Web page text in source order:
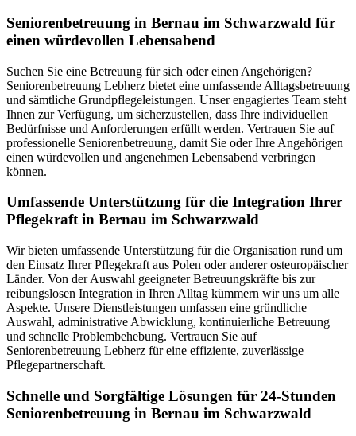
Senioren­betreuung in Bernau im Schwarzwald für
einen würdevollen Lebensabend
Suchen Sie eine Betreuung für sich oder einen Angehörigen?
Seniorenbetreuung Lebherz bietet eine umfassende Alltagsbetreuung
und sämtliche Grundpflegeleistungen. Unser engagiertes Team steht
Ihnen zur Verfügung, um sicherzustellen, dass Ihre individuellen
Bedürfnisse und Anforderungen erfüllt werden. Vertrauen Sie auf
professionelle Seniorenbetreuung, damit Sie oder Ihre Angehörigen
einen würdevollen und angenehmen Lebensabend verbringen
können.
Umfassende Unterstützung für die Integration Ihrer
Pflegekraft in Bernau im Schwarzwald
Wir bieten umfassende Unterstützung für die Organisation rund um
den Einsatz Ihrer Pflegekraft aus Polen oder anderer osteuropäischer
Länder. Von der Auswahl geeigneter Betreuungskräfte bis zur
reibungslosen Integration in Ihren Alltag kümmern wir uns um alle
Aspekte. Unsere Dienstleistungen umfassen eine gründliche
Auswahl, administrative Abwicklung, kontinuierliche Betreuung
und schnelle Problembehebung. Vertrauen Sie auf
Seniorenbetreuung Lebherz für eine effiziente, zuverlässige
Pflegepartnerschaft.
Schnelle und Sorgfältige Lösungen für 24-Stunden
Seniorenbetreuung in Bernau im Schwarzwald